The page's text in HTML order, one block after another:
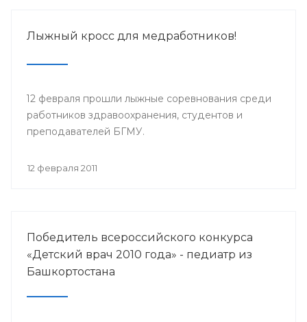
Лыжный кросс для медработников!
12 февраля прошли лыжные соревнования среди
работников здравоохранения, студентов и
преподавателей БГМУ.
12 февраля 2011
Победитель всероссийского конкурса
«Детский врач 2010 года» - педиатр из
Башкортостана